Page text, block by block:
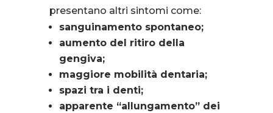
presentano altri sintomi come:
sanguinamento spontaneo;
aumento del ritiro della
gengiva;
maggiore mobilità dentaria;
spazi tra i denti;
apparente “allungamento” dei